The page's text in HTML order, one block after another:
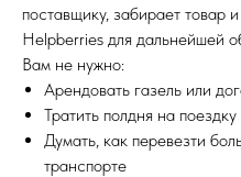
поставщику, забирает товар
Helpberries для дальнейшей
Вам не нужно:
Арендовать газель или
Тратить полдня на
Думать, как перевезти
транспорте